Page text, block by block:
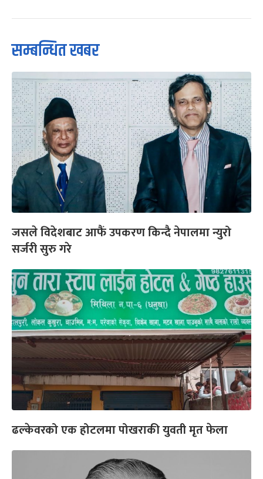
सम्बन्धित खबर
जसले विदेशबाट आफैं उपकरण किन्दै नेपालमा न्युरो
सर्जरी सुरु गरे
ढल्केवरको एक होटलमा पोखराकी युवती मृत फेला